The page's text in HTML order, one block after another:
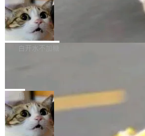
l 迁移或唤醒时，新宿主从 S3 恢复 SQLite
库继续执行。存储库是持久化的唯一真相...
te 17 Pro、OPPO K15，要么是vivo X300
样的次旗舰。 Galaxy Z Fold8 Ultra / Z
Z Flip8三款折叠屏新机均在7月22日发布，
部搭载骁龙8 Elite Gen5 for Galaxy，它们
本控制系统。目前处于 Early Access 阶段
ltaDB 的核心思路直接写在 landing page 最
眼的位置：「Software is made between
mits」——软件是在 commit 之间写出来的
是把这段空隙补上。 回退到任何一次编辑：
aDB 捕获 commit 之间的每一次操作，...
SpaceXAI 单季资本开支达 183 亿美元
根据风险投资人Tomer Tunguz 博客（VC 分
析）披露的最新分析与第二季度业绩报告，
微软同期总资本开支的四成。 与亚马逊、
bet、微软以及 Meta 等传统科技巨头相比，
ceXAI的资金消耗速度尤为引人瞩目。然而，
撑庞大支出的资金来源却呈现出截然不同的
白开水不加糖
一个在终端里运行的编程 agent；Muse
1.2，驱动这个 agent 的新模型。一句话概括
你可以用 curl -fsSL https://dev.meta.ai/
sh | bash 安装一个能在大项目里自动规划
局
美团开源 LoHoSearch，用知识图谱校
准 AI 能力认知
机器出题的前提，是让机器拥有全局视野。